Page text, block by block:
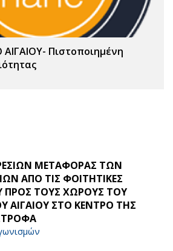
Πιστοποιημένη
ΜΕΤΑΦΟΡΑΣ ΤΩΝ
ΑΠΟ ΤΙΣ ΦΟΙΤΗΤΙΚΕΣ
ΠΡΟΣ ΤΟΥΣ ΧΩΡΟΥΣ ΤΟΥ
ΑΙΓΑΙΟΥ ΣΤΟ ΚΕΝΤΡΟ ΤΗΣ